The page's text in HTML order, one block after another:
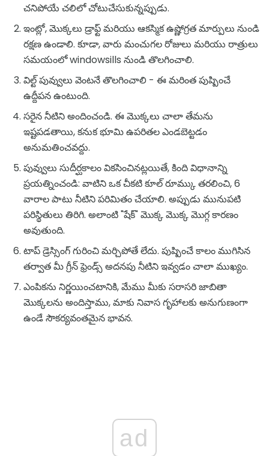
చనిపోయే చలిలో చోటుచేసుకున్నప్పుడు.
ఇంట్లో, మొక్కలు డ్రాఫ్ట్ మరియు ఆకస్మిక ఉష్ణోగ్రత మార్పులు నుండి
రక్షణ ఉండాలి. కూడా, వారు మంచుగల రోజులు మరియు రాత్రులు
సమయంలో windowsills నుండి తొలగించాలి.
విల్ట్ పువ్వులు వెంటనే తొలగించాలి - ఈ మరింత పుష్పించే
ఉద్దీపన ఉంటుంది.
సరైన నీటిని అందించండి. ఈ మొక్కలు చాలా తేమను
ఇష్టపడతాయి, కనుక భూమి ఉపరితల ఎండబెట్టడం
అనుమతించవద్దు.
పువ్వులు సుదీర్ఘకాలం వికసించినట్లయితే, కింది విధానాన్ని
ప్రయత్నించండి: వాటిని ఒక చీకటి కూల్ రూమ్కు తరలించి, 6
వారాల పాటు నీటిని పరిమితం చేయాలి. అప్పుడు మునుపటి
పరిస్థితులు తిరిగి. అలాంటి "షేక్" మొక్క మొక్క మొగ్గ కారణం
అవుతుంది.
టాప్ డ్రెస్సింగ్ గురించి మర్చిపోతే లేదు. పుష్పించే కాలం ముగిసిన
తర్వాత మీ గ్రీన్ ఫ్రెండ్స్ అదనపు నీటిని ఇవ్వడం చాలా ముఖ్యం.
ఎంపికను నిర్ణయించటానికి, మేము మీకు సరాసరి జాబితా
మొక్కలను అందిస్తాము, మాకు నివాస గృహాలకు అనుగుణంగా
ఉండే సౌకర్యవంతమైన భావన.
ad